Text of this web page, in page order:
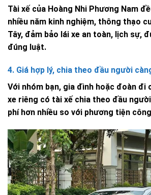
Tài xế của Hoàng Nhi Phương Nam
nhiều năm kinh nghiệm, thông thạo
Tây, đảm bảo lái xe an toàn, lịch sự,
đúng luật.
4. Giá hợp lý, chia theo đầu người
Với nhóm bạn, gia đình hoặc đoàn đi
xe riêng có tài xế chia theo đầu
phí hơn nhiều so với phương tiện